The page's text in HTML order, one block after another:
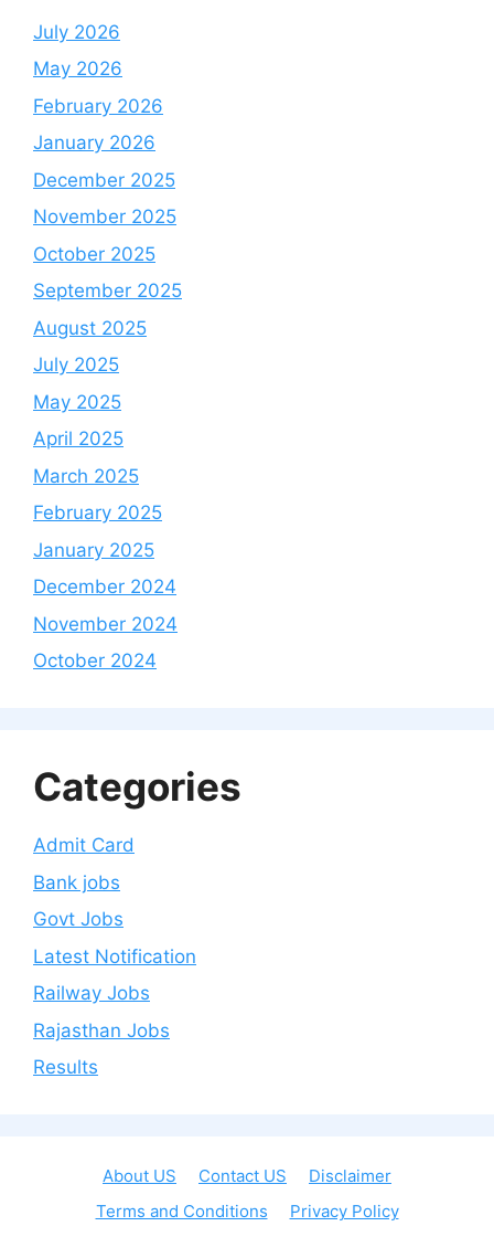
July 2026
May 2026
February 2026
January 2026
December 2025
November 2025
October 2025
September 2025
August 2025
July 2025
May 2025
April 2025
March 2025
February 2025
January 2025
December 2024
November 2024
October 2024
Categories
Admit Card
Bank jobs
Govt Jobs
Latest Notification
Railway Jobs
Rajasthan Jobs
Results
About US Contact US
Disclaimer
Terms and Conditions
Privacy Policy